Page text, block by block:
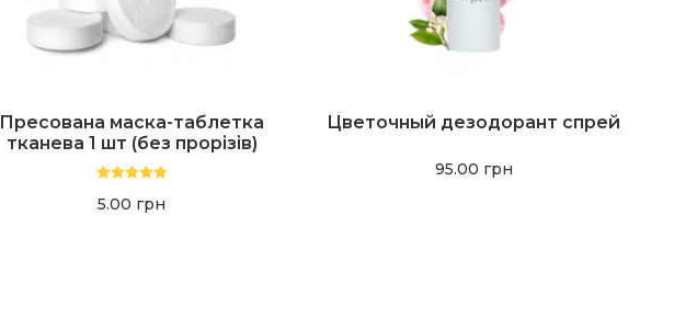
Пресована маска-таблетка
тканева 1 шт (без прорізів)
из 5
5.00 грн
Цветочный дезодорант спрей
95.00 грн